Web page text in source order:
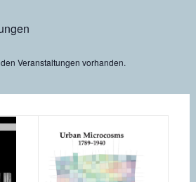
Veranstaltungen vorhanden.